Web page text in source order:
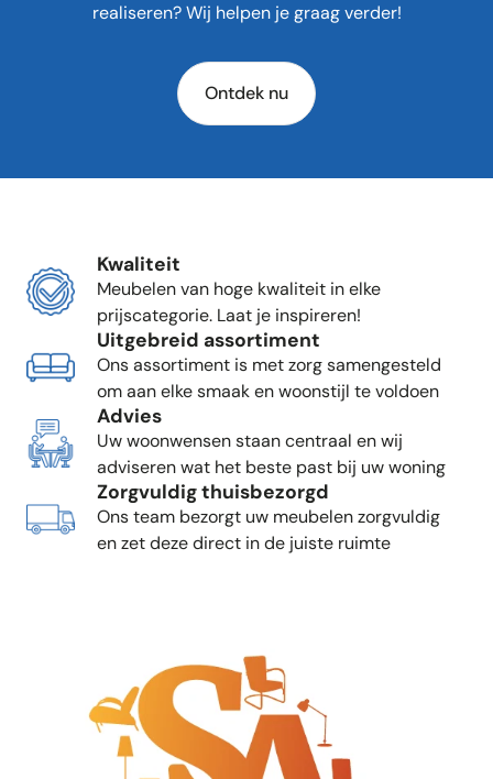
realiseren? Wij helpen je graag verder!
Ontdek nu
Kwaliteit
Meubelen van hoge kwaliteit in elke
prijscategorie. Laat je inspireren!
Uitgebreid assortiment
Ons assortiment is met zorg samengesteld
om aan elke smaak en woonstijl te voldoen
Advies
Uw woonwensen staan centraal en wij
adviseren wat het beste past bij uw woning
Zorgvuldig thuisbezorgd
Ons team bezorgt uw meubelen zorgvuldig
en zet deze direct in de juiste ruimte